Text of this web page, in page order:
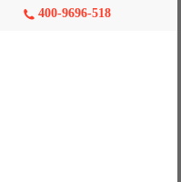
 400-9696-518